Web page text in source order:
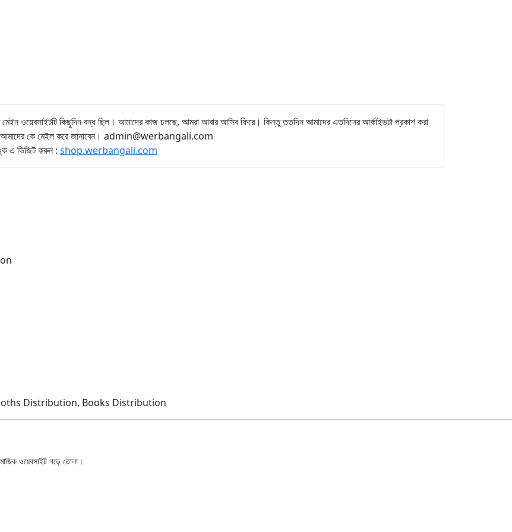
ওয়েবসাইটটি কিছুদিন বন্ধ ছিল। আমাদের কাজ চলছে, আমরা আবার আসিব ফিরে। কিন্তু ততদিন আমাদের এতদিনের আর্কাইভটা প্রকাশ করা
আমাদের কে মেইল করে জানাবেন। admin@werbangali.com
এ ভিজিট করুন : shop.werbangali.com
Distribution, Books Distribution
ওয়েবসাইট গড়ে তোলা।